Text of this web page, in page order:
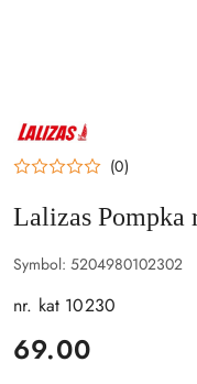
NAZWA
PRODUCENTA:
LALIZAS (0)
Lalizas Pompka
Symbol: 5204980102302
nr. kat 10230
cena:
69.00